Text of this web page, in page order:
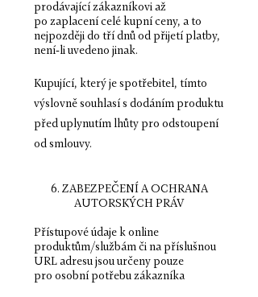
prodávající zákazníkovi až
po zaplacení celé kupní ceny, a to
nejpozději do tří dnů od přijetí platby,
není-li uvedeno jinak.
Kupující, který je spotřebitel, tímto
výslovně souhlasí s dodáním produktu
před uplynutím lhůty pro odstoupení
od smlouvy.
6. ZABEZPEČENÍ A OCHRANA
AUTORSKÝCH PRÁV
Přístupové údaje k online
produktům/službám či na příslušnou
URL adresu jsou určeny pouze
pro osobní potřebu zákazníka